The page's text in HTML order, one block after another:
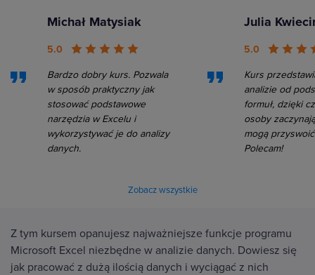
Michał Matysiak
5.0
Bardzo dobry kurs. Pozwala
w sposób praktyczny jak
stosować podstawowe
narzędzia w Excelu i
wykorzystywać je do analizy
danych.
Julia
5.0
Kurs
analizie od
formuł, dzięki
osoby
mogą
Polecam!
Zobacz wszystkie
Z tym kursem opanujesz najważniejsze funkcje programu
Microsoft Excel niezbędne w analizie danych. Dowiesz się
jak pracować z dużą ilością danych i wyciągać z nich